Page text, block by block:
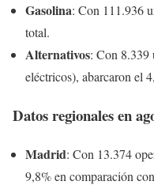
Gasolina: Con 111.936
total.
Alternativos: Con 8.339
eléctricos), abarcaron el
Datos regionales en
Madrid: Con 13.374
9,8% en comparación